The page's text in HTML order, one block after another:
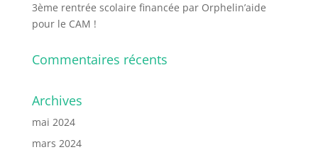
3ème rentrée scolaire financée par Orphelin’aide
pour le CAM !
Commentaires récents
Archives
mai 2024
mars 2024